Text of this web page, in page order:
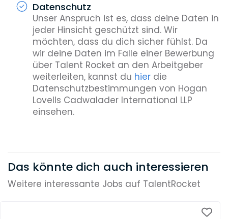
Datenschutz
Unser Anspruch ist es, dass deine Daten in
jeder Hinsicht geschützt sind. Wir
möchten, dass du dich sicher fühlst. Da
wir deine Daten im Falle einer Bewerbung
über Talent Rocket an den Arbeitgeber
weiterleiten, kannst du hierdie
Datenschutzbestimmungen von Hogan
Lovells Cadwalader International LLP
einsehen.
Das könnte dich auch interessieren
Weitere interessante Jobs auf TalentRocket